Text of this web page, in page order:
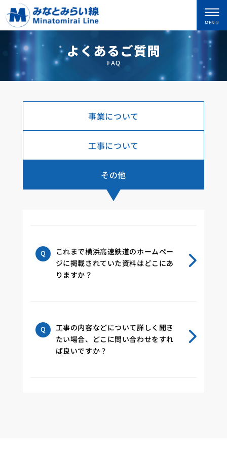
事業について
工事について
その他
これまで横浜高速鉄道のホームペー
ジに掲載されていた資料はどこにあ
りますか？
工事の内容などについて詳しく聞き
たい場合、どこに問い合わせをすれ
ば良いですか？